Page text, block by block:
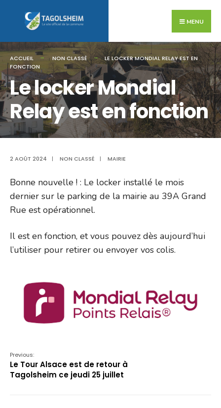
MENU
ACCUEIL NON CLASSÉ
LE LOCKER MONDIAL RELAY EST EN
FONCTION
Le locker Mondial
Relay est en fonction
2 AOÛT 2024 | NON CLASSÉ | MAIRIE
Bonne nouvelle ! : Le locker installé le mois
dernier sur le parking de la mairie au 39A Grand
Rue est opérationnel.
Il est en fonction, et vous pouvez dès aujourd’hui
l’utiliser pour retirer ou envoyer vos colis.
Previous:
Le Tour Alsace est de retour à
Tagolsheim ce jeudi 25 juillet
for: